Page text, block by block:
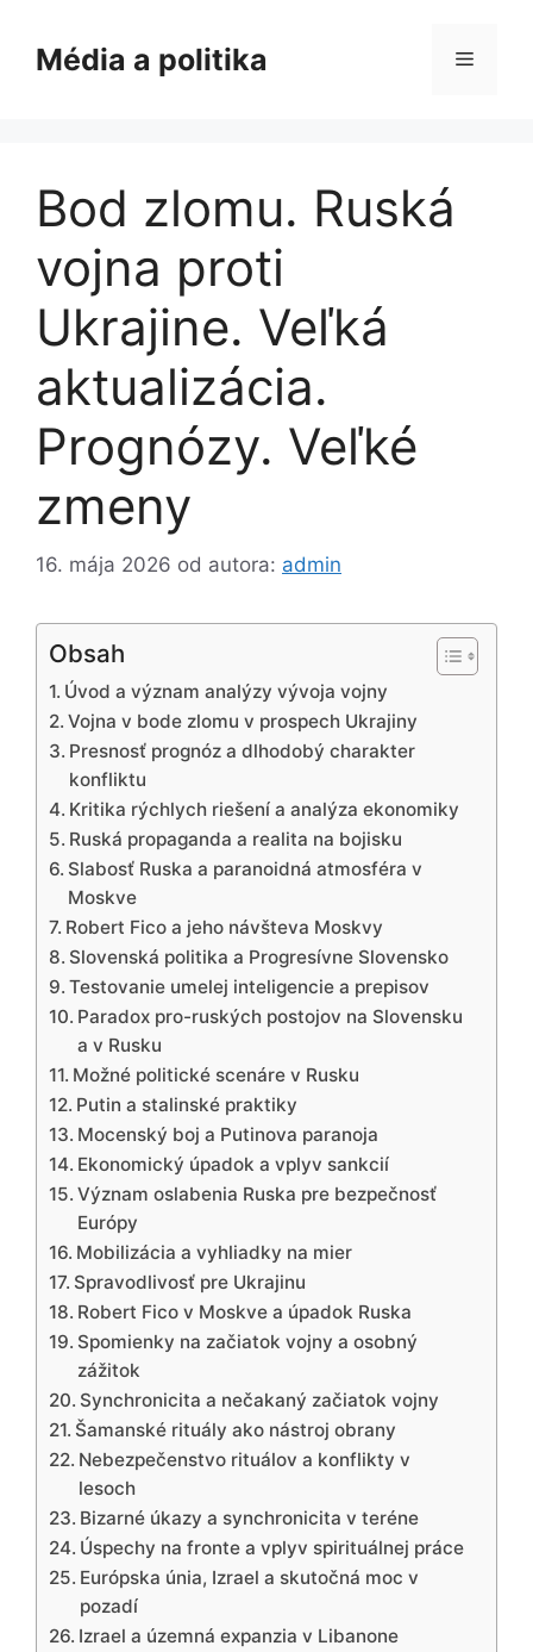
obsahMédia a politika Menu
Bod zlomu. Ruská
vojna proti
Ukrajine. Veľká
aktualizácia.
Prognózy. Veľké
zmeny
16. mája 2026 od autora: admin
Obsah
Úvod a význam analýzy vývoja vojny
Vojna v bode zlomu v prospech Ukrajiny
Presnosť prognóz a dlhodobý charakter
konfliktu
Kritika rýchlych riešení a analýza ekonomiky
Ruská propaganda a realita na bojisku
Slabosť Ruska a paranoidná atmosféra v
Moskve
Robert Fico a jeho návšteva Moskvy
Slovenská politika a Progresívne Slovensko
Testovanie umelej inteligencie a prepisov
Paradox pro-ruských postojov na Slovensku
a v Rusku
Možné politické scenáre v Rusku
Putin a stalinské praktiky
Mocenský boj a Putinova paranoja
Ekonomický úpadok a vplyv sankcií
Význam oslabenia Ruska pre bezpečnosť
Európy
Mobilizácia a vyhliadky na mier
Spravodlivosť pre Ukrajinu
Robert Fico v Moskve a úpadok Ruska
Spomienky na začiatok vojny a osobný
zážitok
Synchronicita a nečakaný začiatok vojny
Šamanské rituály ako nástroj obrany
Nebezpečenstvo rituálov a konflikty v
lesoch
Bizarné úkazy a synchronicita v teréne
Úspechy na fronte a vplyv spirituálnej práce
Európska únia, Izrael a skutočná moc v
pozadí
Izrael a územná expanzia v Libanone